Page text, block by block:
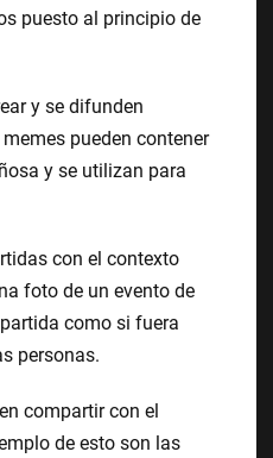
puesto al principio de
y se difunden
pueden contener
y se utilizan para
con el contexto
foto de un evento de
como si fuera
personas.
compartir con el
de esto son las